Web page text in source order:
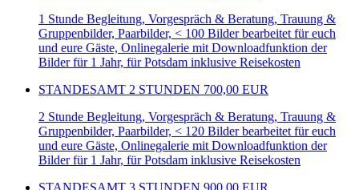
1 Stunde Begleitung, Vorgespräch & Beratung, Trauung &
Gruppenbilder, Paarbilder, < 100 Bilder bearbeitet für euch
und eure Gäste, Onlinegalerie mit Downloadfunktion der
Bilder für 1 Jahr, für Potsdam inklusive Reisekosten
STANDESAMT 2 STUNDEN 700,00 EUR
2 Stunde Begleitung, Vorgespräch & Beratung, Trauung &
Gruppenbilder, Paarbilder, < 120 Bilder bearbeitet für euch
und eure Gäste, Onlinegalerie mit Downloadfunktion der
Bilder für 1 Jahr, für Potsdam inklusive Reisekosten
STANDESAMT 3 STUNDEN 900,00 EUR